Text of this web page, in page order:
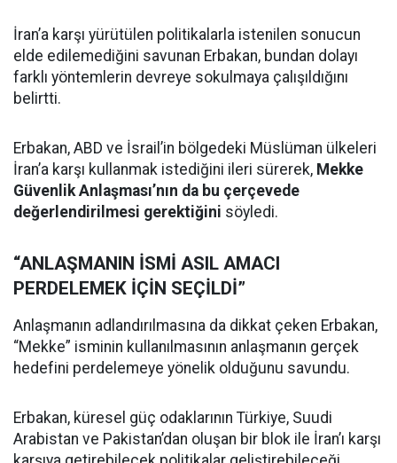
İran’a karşı yürütülen politikalarla istenilen sonucun
elde edilemediğini savunan Erbakan, bundan dolayı
farklı yöntemlerin devreye sokulmaya çalışıldığını
belirtti.
Erbakan, ABD ve İsrail’in bölgedeki Müslüman ülkeleri
İran’a karşı kullanmak istediğini ileri sürerek, Mekke
Güvenlik Anlaşması’nın da bu çerçevede
değerlendirilmesi gerektiğini söyledi.
“ANLAŞMANIN İSMİ ASIL AMACI
PERDELEMEK İÇİN SEÇİLDİ”
Anlaşmanın adlandırılmasına da dikkat çeken Erbakan,
“Mekke” isminin kullanılmasının anlaşmanın gerçek
hedefini perdelemeye yönelik olduğunu savundu.
Erbakan, küresel güç odaklarının Türkiye, Suudi
Arabistan ve Pakistan’dan oluşan bir blok ile İran’ı karşı